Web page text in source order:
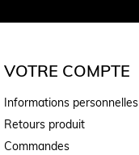
VOTRE COMPTE
Informations personnelles
Retours produit
Commandes